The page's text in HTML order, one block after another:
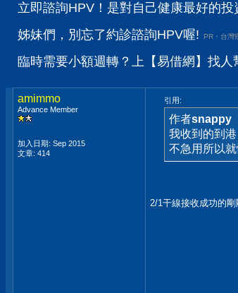
立即諮詢HPV！是對自己健康最好的投
姊妹們，別忘了約診諮詢HPV喔! PR・台灣
臨時需要小額週轉？上【易借網】找人
amimmo
Advance Member
加入日期: Sep 2015
文章: 414
引用:
作者snappy
我收到的到
不急用所以就
2/1干線接收成功的